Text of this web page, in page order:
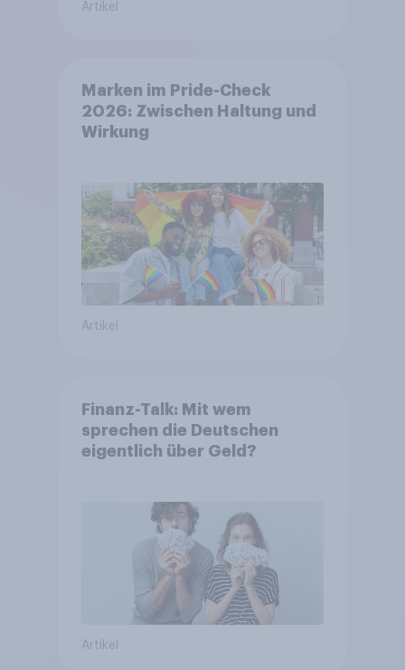
Artikel
Marken im Pride-Check
2026: Zwischen Haltung und
Wirkung
Artikel
Finanz-Talk: Mit wem
sprechen die Deutschen
eigentlich über Geld?
Artikel